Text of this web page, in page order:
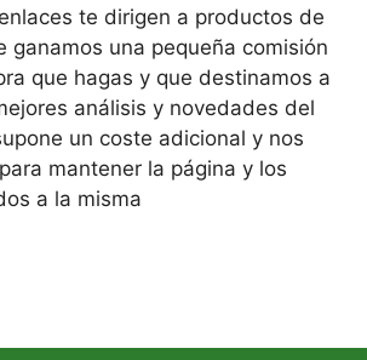
te dirigen a productos de
ganamos una pequeña comisión
que hagas y que destinamos a
análisis y novedades del
un coste adicional y nos
mantener la página y los
a la misma